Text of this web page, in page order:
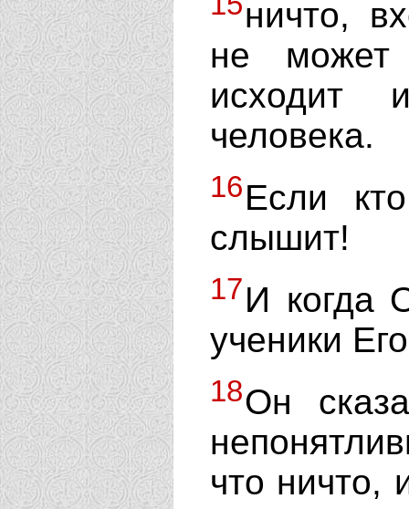
ничто,
не может
исходит
человека.
16Если
слышит!
17И когда
ученики
18Он
что ничто,